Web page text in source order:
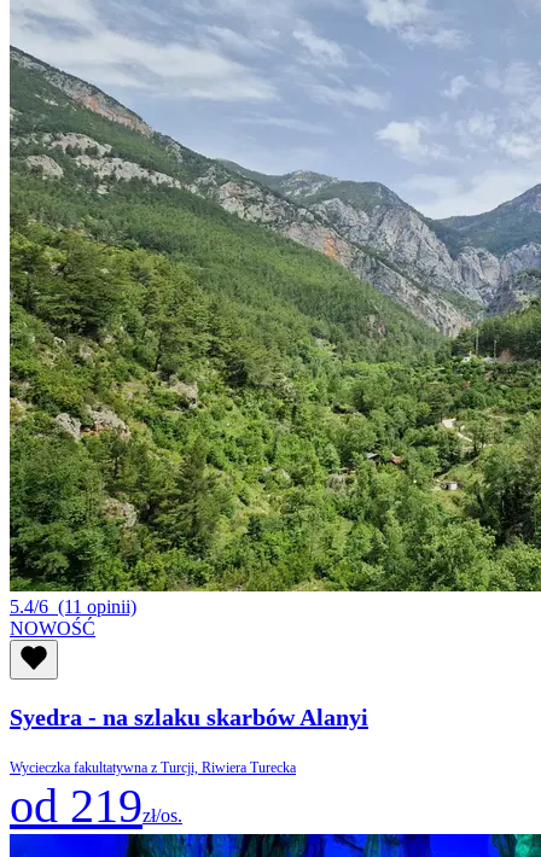
5.4/6 (11 opinii)
NOWOŚĆ
Syedra - na szlaku skarbów Alanyi
Wycieczka fakultatywna z Turcji, Riwiera Turecka
od 219zł/os.